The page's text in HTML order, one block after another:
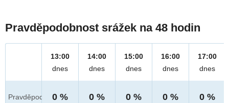
Pravděpodobnost srážek na 48 hodin
Pravděpod.
13:00
dnes
0 %
14:00
dnes
0 %
15:00
dnes
0 %
16:00
dnes
0 %
17:00
dnes
0 %